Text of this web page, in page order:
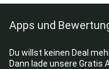
Apps und
Du willst keinen Deal
Dann lade unsere Gratis